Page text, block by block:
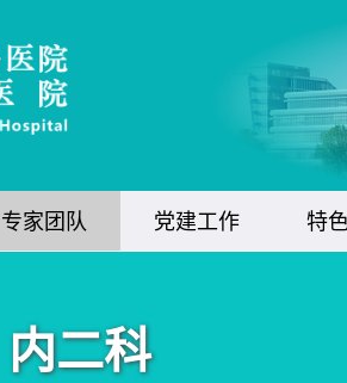
专家团队 党建工作 特
内二科